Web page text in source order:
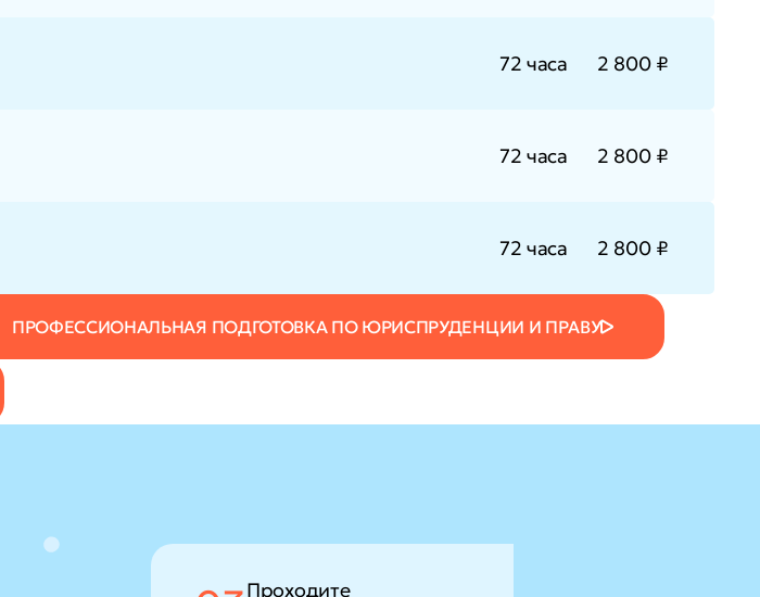
72 часа 2 800 ₽
72 часа 2 800 ₽
72 часа 2 800 ₽
ПРОФЕССИОНАЛЬНАЯ ПОДГОТОВКА ПО ЮРИСПРУДЕНЦИИ И ПРАВУ
Проходите